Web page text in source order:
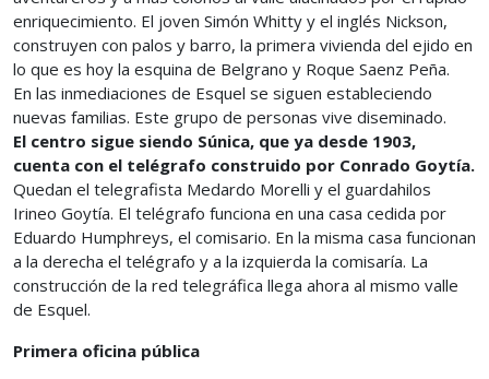
enriquecimiento. El joven Simón Whitty y el inglés Nickson,
construyen con palos y barro, la primera vivienda del ejido en
lo que es hoy la esquina de Belgrano y Roque Saenz Peña.
En las inmediaciones de Esquel se siguen estableciendo
nuevas familias. Este grupo de personas vive diseminado.
El centro sigue siendo Súnica, que ya desde 1903,
cuenta con el telégrafo construido por Conrado Goytía.
Quedan el telegrafista Medardo Morelli y el guardahilos
Irineo Goytía. El telégrafo funciona en una casa cedida por
Eduardo Humphreys, el comisario. En la misma casa funcionan
a la derecha el telégrafo y a la izquierda la comisaría. La
construcción de la red telegráfica llega ahora al mismo valle
de Esquel.
Primera oficina pública